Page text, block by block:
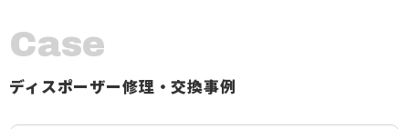
お問い合わせ
Case
ディスポーザー修理・交換事例